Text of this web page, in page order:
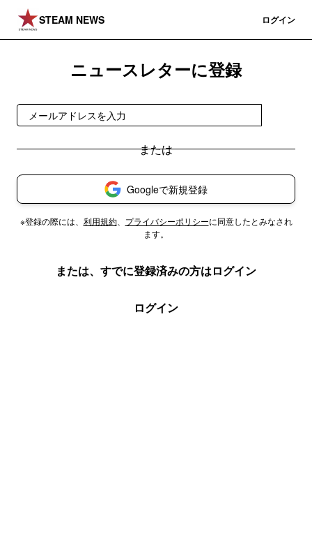
STEAM NEWS ログイン
ニュースレターに登録
Googleで新規登録
※登録の際には、 利用規約、 プライバシーポリシーに同意したとみなされ
ます。
または、すでに登録済みの方はログイン
ログイン